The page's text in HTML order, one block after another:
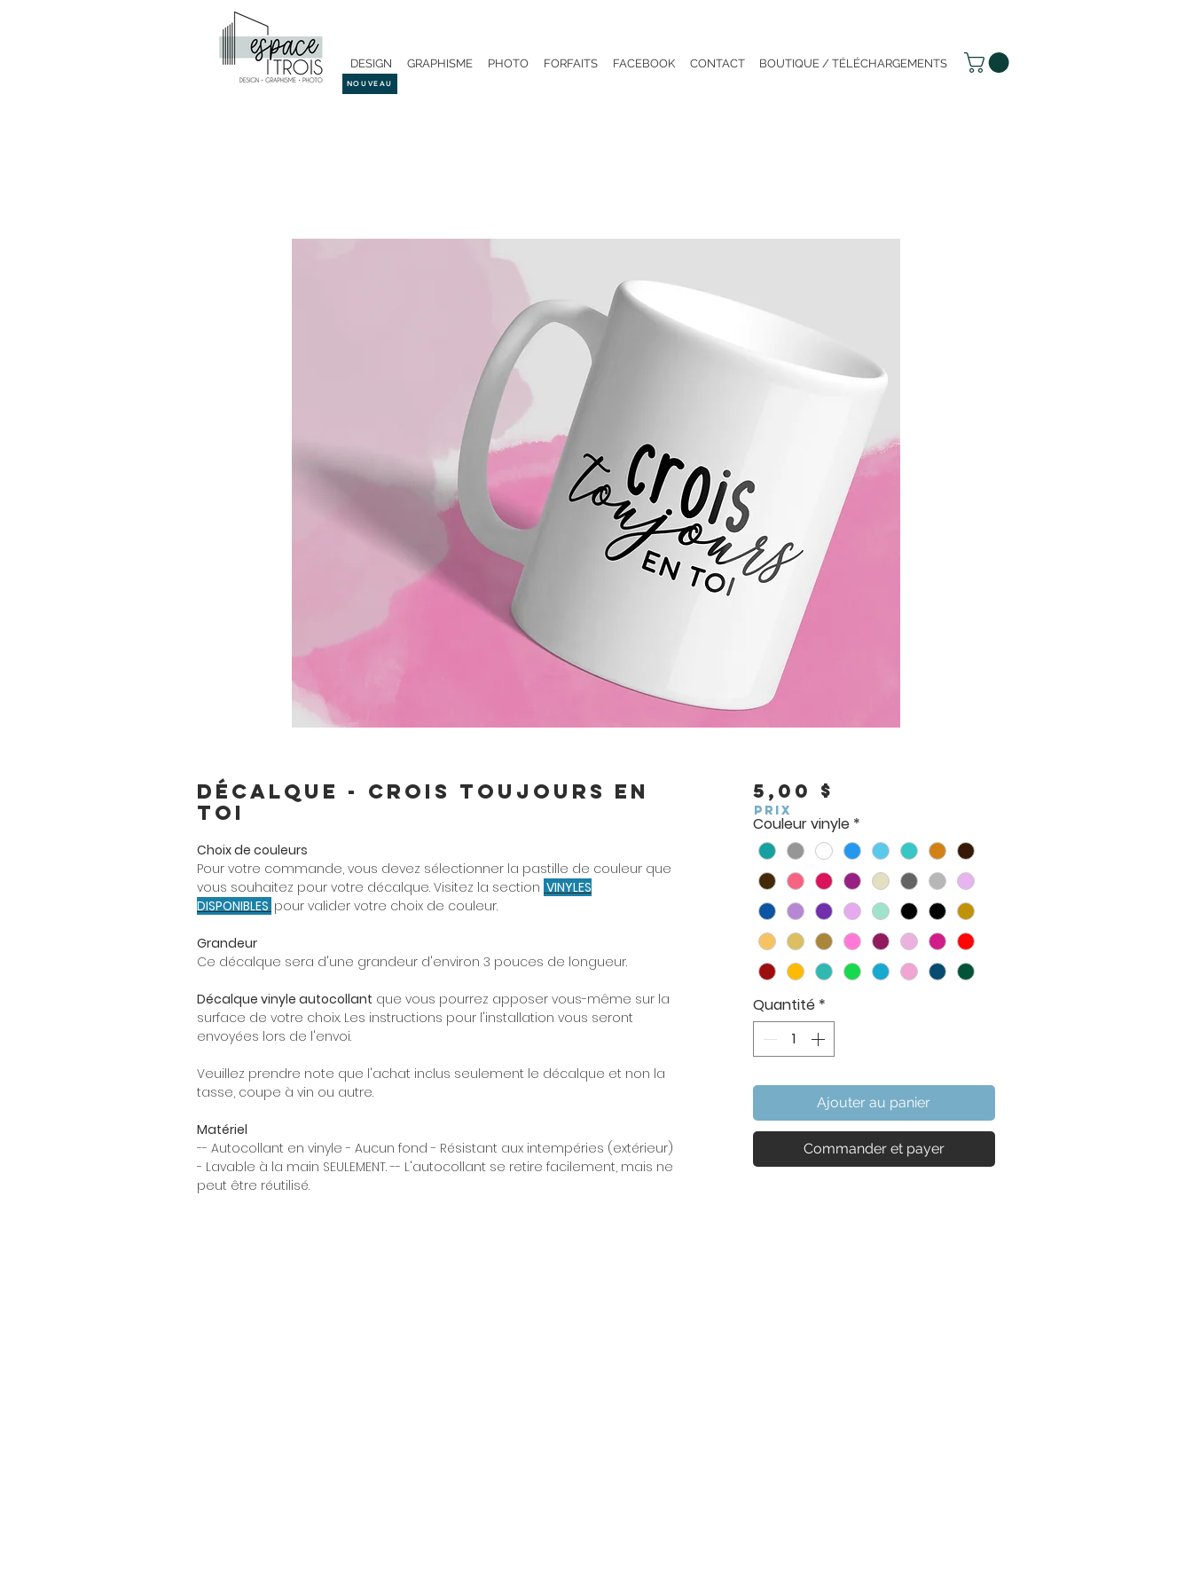
DESIGN GRAPHISME PHOTO FORFAITS FACEBOOK CONTACT BOUTIQUE / TÉLÉCHARGEMENTS
NOUVEAU
Décalque - Crois toujours en
toi
Choix de couleurs
Pour votre commande, vous devez sélectionner la pastille de couleur que
vous souhaitez pour votre décalque. Visitez la section VINYLES
DISPONIBLES pour valider votre choix de couleur.
Grandeur
Ce décalque sera d'une grandeur d'environ 3 pouces de longueur.
Décalque vinyle autocollant que vous pourrez apposer vous-même sur la
surface de votre choix. Les instructions pour l'installation vous seront
envoyées lors de l'envoi.
Veuillez prendre note que l'achat inclus seulement le décalque et non la
tasse, coupe à vin ou autre.
Matériel
-- Autocollant en vinyle - Aucun fond - Résistant aux intempéries (extérieur)
- Lavable à la main SEULEMENT. -- L'autocollant se retire facilement, mais ne
peut être réutilisé.
5,00 $
Couleur vinyle *
Quantité *
Ajouter au panier
Commander et payer
PRIX